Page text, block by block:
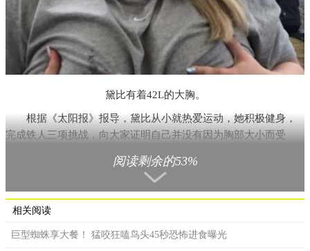
黛比有着42L的大胸。
根据《太阳报》报导，黛比从小就热爱运动，她积极健身，
完成铁人三项挑战，向大家证明自己并没有因为胸部大小而受
部却突然痛到无法挺直，随即被送往医院治疗。她表示，医护人
员发现我的脊椎弯曲了，可能是因为胸部的压迫，也可能是我天
生的，他们不太确定。因为脊椎受伤，我只好请假2个月，不过从
那时开始，所有的一切都在走下坡。
接下来的几年中，戴比陆续出现了一系列脊椎问题，包括椎
阅读剩余的53%
相关阅读
巨型蜘蛛享大餐！ 猛咬狂嗑鸟头45秒恐怖进食曝光